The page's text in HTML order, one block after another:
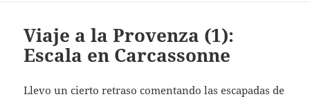
Viaje a la Provenza (1):
Escala en Carcassonne
Llevo un cierto retraso comentando las escapadas de